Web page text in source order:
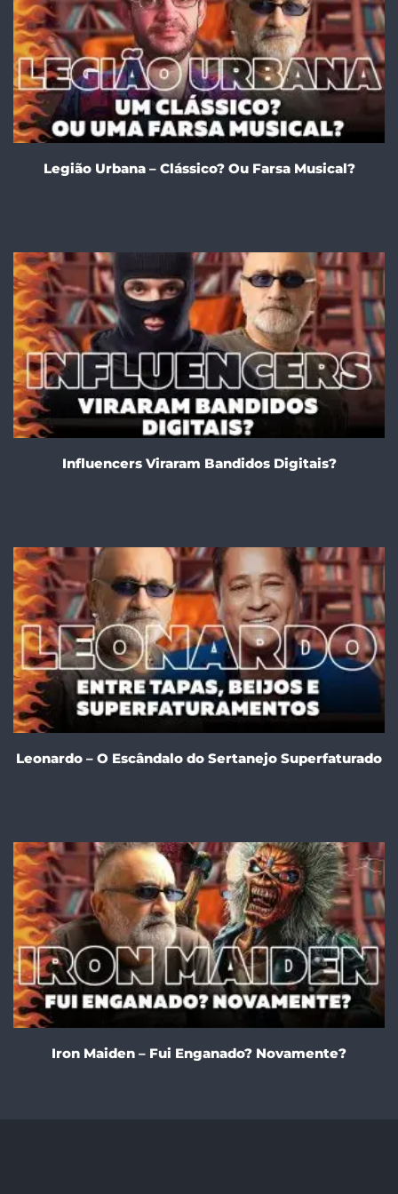
Legião Urbana – Clássico? Ou Farsa Musical?
Influencers Viraram Bandidos Digitais?
Leonardo – O Escândalo do Sertanejo Superfaturado
Iron Maiden – Fui Enganado? Novamente?